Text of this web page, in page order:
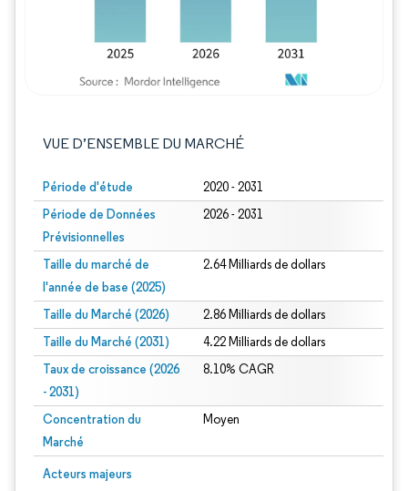
VUE D’ENSEMBLE DU MARCHÉ
Période d'étude 2020 - 2031
Période de Données
Prévisionnelles
2026 - 2031
Taille du marché de
l'année de base (2025)
2.64 Milliards de dollars
Taille du Marché (2026) 2.86 Milliards de dollars
Taille du Marché (2031) 4.22 Milliards de dollars
Taux de croissance (2026
- 2031)
8.10% CAGR
Concentration du
Marché
Moyen
Acteurs majeurs
Image © Mordor Intelligence. La réutilisation nécessite une attribution sous CC